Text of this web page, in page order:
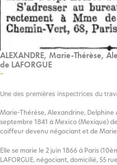
ALEXANDRE, Marie-Thérèse,
de LAFORGUE
–
Une des premières inspectrices du
Marie-Thérèse, Alexandrine, Delphine
septembre 1841 à Mexico (Mexique)
coiffeur devenu négociant et de Marie
Elle se marie le 2 juin 1866 à Paris
LAFORGUE, négociant, domicilié, 55